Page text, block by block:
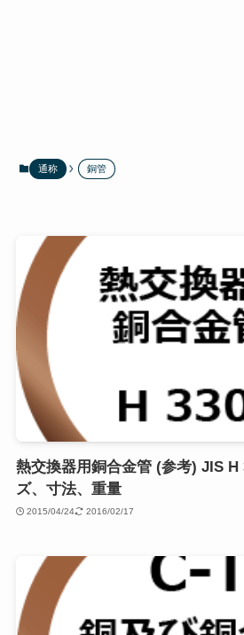
通称 銅管
熱交換器用銅合金管 (参考) JIS H
ズ、寸法、重量
2015/04/24 2016/02/17